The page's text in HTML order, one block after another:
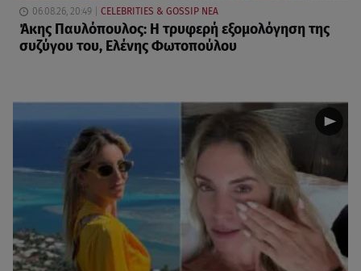
06.08.26, 20:49 CELEBRITIES & GOSSIP ΝΕΑ
Άκης Παυλόπουλος: Η τρυφερή εξομολόγηση της
συζύγου του, Ελένης Φωτοπούλου